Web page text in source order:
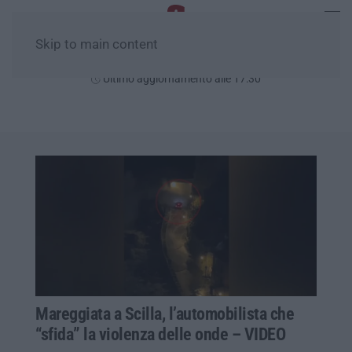
Skip to main content
Ultimo aggiornamento alle 17:30
Mareggiata a Scilla, l’automobilista che
“sfida” la violenza delle onde – VIDEO